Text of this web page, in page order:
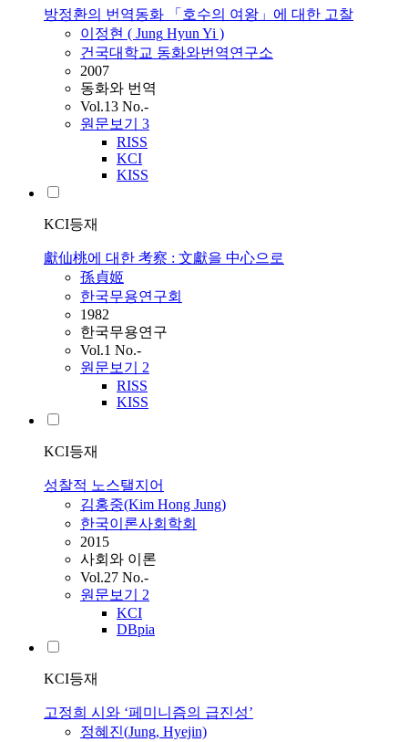
방정환의 번역동화 「호수의 여왕」에 대한 고찰
이정현 ( Jung Hyun Yi )
건국대학교 동화와번역연구소
2007
동화와 번역
Vol.13 No.-
원문보기 3
RISS
KCI
KISS
KCI등재
獻仙桃에 대한 考察 : 文獻을 中心으로
孫貞姬
한국무용연구회
1982
한국무용연구
Vol.1 No.-
원문보기 2
RISS
KISS
KCI등재
성찰적 노스탤지어
김홍중(Kim Hong Jung)
한국이론사회학회
2015
사회와 이론
Vol.27 No.-
원문보기 2
KCI
DBpia
KCI등재
고정희 시와 ‘페미니즘의 급진성’
정혜진(Jung, Hyejin)